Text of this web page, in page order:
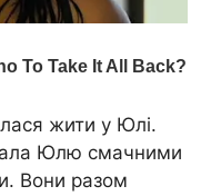
жити у Юлі.
Юлю смачними
Вони разом